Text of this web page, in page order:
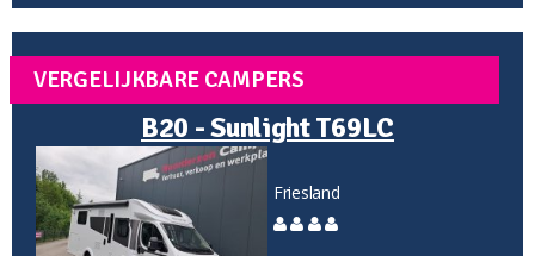
VERGELIJKBARE CAMPERS
B20 - Sunlight T69LC
Friesland